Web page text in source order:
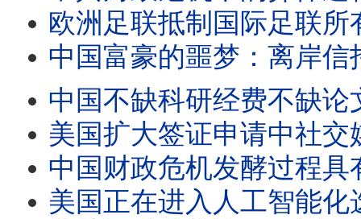
欧洲足联抵制国际足联所有赛事/王
中国富豪的噩梦：离岸信托开始征税/
中国不缺科研经费不缺论文只差诺贝尔
美国扩大签证申请中社交媒体审查/王
中国财政危机发酵过程具有层级特征/
美国正在进入人工智能化选举时代/王